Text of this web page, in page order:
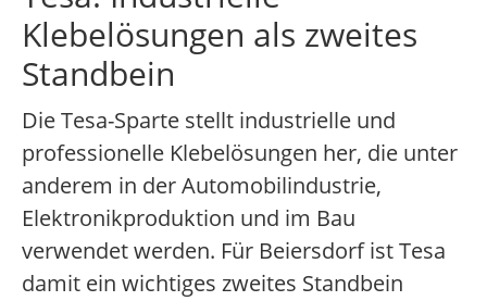
Klebelösungen als zweites
Standbein
Die Tesa-Sparte stellt industrielle und
professionelle Klebelösungen her, die unter
anderem in der Automobilindustrie,
Elektronikproduktion und im Bau
verwendet werden. Für Beiersdorf ist Tesa
damit ein wichtiges zweites Standbein